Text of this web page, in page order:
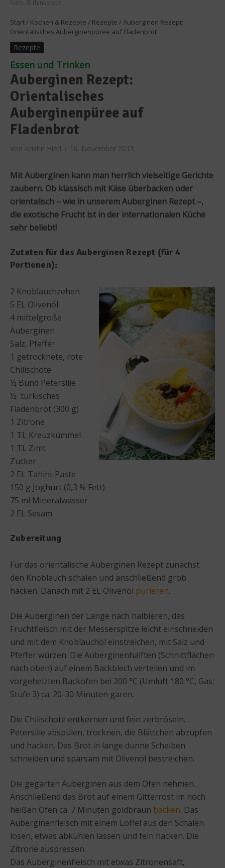
Foto: © thinkstock
Start / Kochen & Rezepte / Rezepte / Auberginen Rezept:
Orientalisches Auberginenpüree auf Fladenbrot
Rezepte
Essen und Trinken
Auberginen Rezept:
Orientalisches
Auberginenpüree auf
Fladenbrot
Von Kristin Hierl 16. November 2013
Mit Auberginen kann man herrlich vielseitige Gerichte
zaubern. Ob klassisch mit Käse überbacken oder
orientalisch – wie in unserem Auberginen Rezept –,
die exotische Frucht ist in der internationalen Küche
sehr beliebt!
Zutaten für das Auberginen Rezept (für 4
Portionen):
2 Knoblauchzehen
5 EL Olivenöl
4 mittelgroße
Auberginen
Salz, Pfeffer
1 getrocknete, rote
Chilischote
½ Bund Petersilie
½ türkisches
Fladenbrot (300 g)
1 Zitrone
1 TL Kreuzkümmel
1 TL Zimt
Zucker
2 EL Tahini-Paste
150 g Joghurt (0,3 % Fett)
75 ml Mineralwasser
2 EL Sesam
Zubereitung
Für das orientalische Auberginen Rezept zunächst
den Knoblauch schälen und anschließend grob
hacken. Danach mit 2 EL Olivenöl pürieren.
Die Auberginen der Länge nach halbieren, das
Fruchtfleisch mit der Messerspitze leicht einschneiden
und mit dem Knoblauchöl einstreichen, mit Salz und
Pfeffer würzen. Die Auberginenhälften (Schnittflächen
nach oben) auf einem Backblech verteilen und im
vorgeheizten Backofen bei 200 °C (Umluft 180 °C, Gas:
Stufe 3) ca. 20-30 Minuten garen.
Die Chilischote entkernen und fein zerbröseln.
Petersilie abspülen, trocknen, die Blättchen abzupfen
und hacken. Das Brot in lange dünne Scheiben
schneiden und sparsam mit Olivenöl bestreichen.
Die gegarten Auberginen aus dem Ofen nehmen.
Anschließend das Brot auf einem Gitterrost im noch
heißen Ofen ca. 7 Minuten goldbraun backen. Das
Auberginenfleisch mit einem Löffel aus den Schalen
lösen, etwas abkühlen lassen und fein hacken. Die
Zitrone auspressen.
Das Auberginenfleisch mit etwas Zitronensaft,